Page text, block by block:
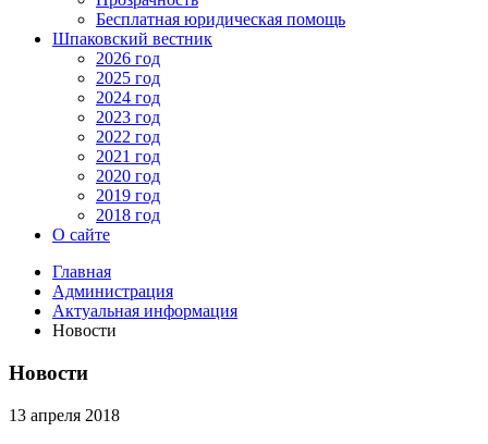
Бесплатная юридическая помощь
Шпаковский вестник
2026 год
2025 год
2024 год
2023 год
2022 год
2021 год
2020 год
2019 год
2018 год
О сайте
Главная
Администрация
Актуальная информация
Новости
Новости
13 апреля 2018